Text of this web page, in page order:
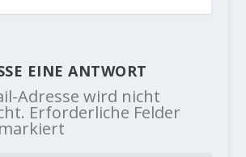
EINE ANTWORT
Adresse wird nicht
Erforderliche Felder
markiert